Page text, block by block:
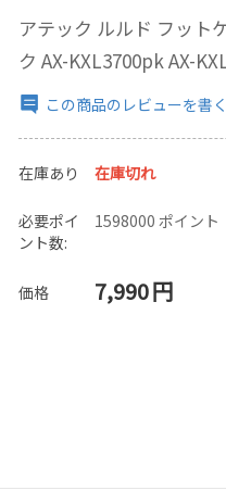
アテック ルルド フット
ク AX-KXL3700pk AX-
この商品のレビューを書く
在庫あり 在庫切れ
必要ポイ
ント数:
1598000 ポイント
価格 7,990円